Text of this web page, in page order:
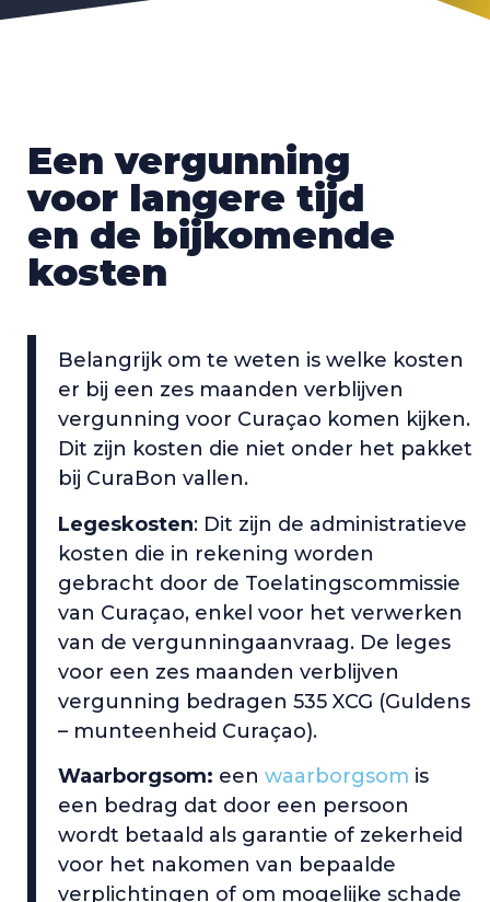
Een vergunning
voor langere tijd
en de bijkomende
kosten
Belangrijk om te weten is welke kosten
er bij een zes maanden verblijven
vergunning voor Curaçao komen kijken.
Dit zijn kosten die niet onder het pakket
bij CuraBon vallen.
Legeskosten: Dit zijn de administratieve
kosten die in rekening worden
gebracht door de Toelatingscommissie
van Curaçao, enkel voor het verwerken
van de vergunningaanvraag. De leges
voor een zes maanden verblijven
vergunning bedragen 535 XCG (Guldens
– munteenheid Curaçao).
Waarborgsom: een waarborgsom is
een bedrag dat door een persoon
wordt betaald als garantie of zekerheid
voor het nakomen van bepaalde
verplichtingen of om mogelijke schade